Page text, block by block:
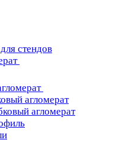
стендов
агломерат
агломерат